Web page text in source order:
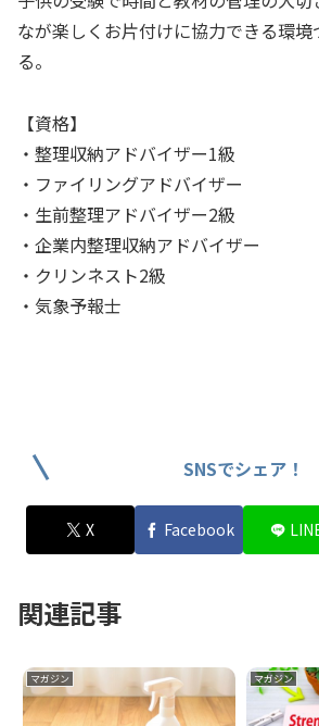
なが楽しくお片付けに協力できる環
る。
【資格】
・整理収納アドバイザー1級
・ファイリングアドバイザー
・生前整理アドバイザー2級
・企業内整理収納アドバイザー
・クリンネスト2級
・気象予報士
SNSでシェア！
X Facebook
関連記事
マガジン マガジン